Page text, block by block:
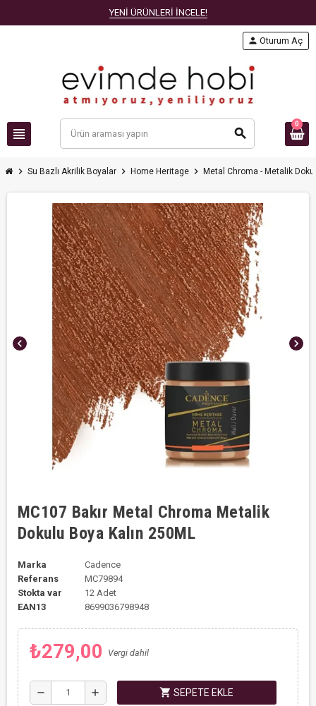
YENİ ÜRÜNLERİ İNCELE!
view_headline search
person Oturum Aç
0
chevron_right Su Bazlı Akrilik Boyalar chevron_right Home Heritage chevron_right Metal Chroma - Metalik
chevron_left chevron_right
MC107 Bakır Metal Chroma Metalik
Dokulu Boya Kalın 250ML
Marka
Cadence
Referans
MC79894
Stokta var
12 Adet
EAN13
8699036798948
₺279,00 Vergi dahil
remove add shopping_cart SEPETE EKLE